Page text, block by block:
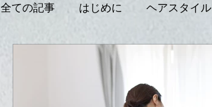
全ての記事 はじめに ヘアスタイル
ブログ、つぶやき